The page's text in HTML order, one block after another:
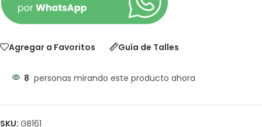
Agregar a Favoritos Guía de Talles
8 personas mirando este producto ahora
SKU: GB161